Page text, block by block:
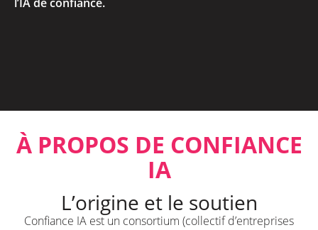
À PROPOS DE CONFIANCE
IA
L’origine et le soutien
Confiance IA est un consortium (collectif d’entreprises